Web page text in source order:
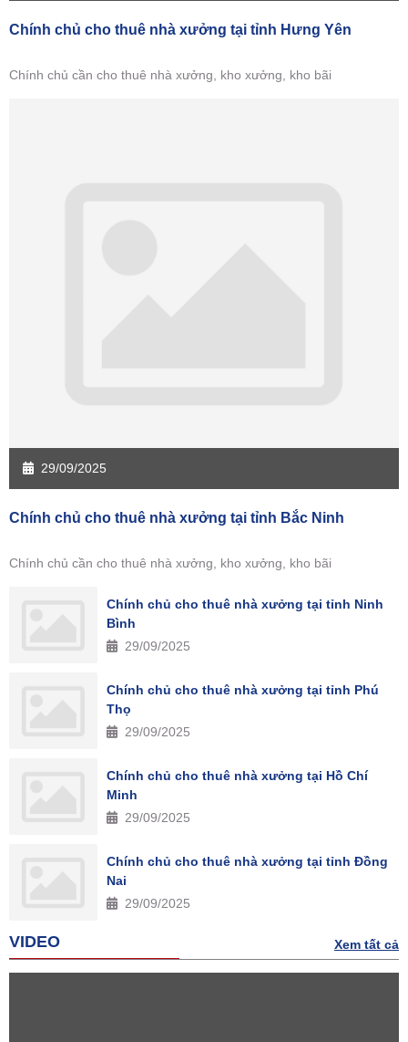
Chính chủ cho thuê nhà xưởng tại tỉnh Hưng Yên
Chính chủ cần cho thuê nhà xưởng, kho xưởng, kho bãi
29/09/2025
Chính chủ cho thuê nhà xưởng tại tỉnh Bắc Ninh
Chính chủ cần cho thuê nhà xưởng, kho xưởng, kho bãi
Chính chủ cho thuê nhà xưởng tại tỉnh Ninh
Bình
29/09/2025
Chính chủ cho thuê nhà xưởng tại tỉnh Phú
Thọ
29/09/2025
Chính chủ cho thuê nhà xưởng tại Hồ Chí
Minh
29/09/2025
Chính chủ cho thuê nhà xưởng tại tỉnh Đồng
Nai
29/09/2025
VIDEO Xem tất cả